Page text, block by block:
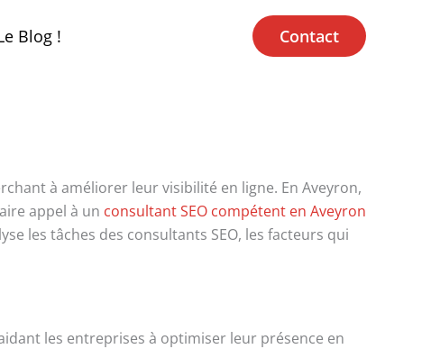
Blog ! Contact
à améliorer leur visibilité en ligne. En Aveyron,
appel à un consultant SEO compétent en Aveyron
les tâches des consultants SEO, les facteurs qui
les entreprises à optimiser leur présence en